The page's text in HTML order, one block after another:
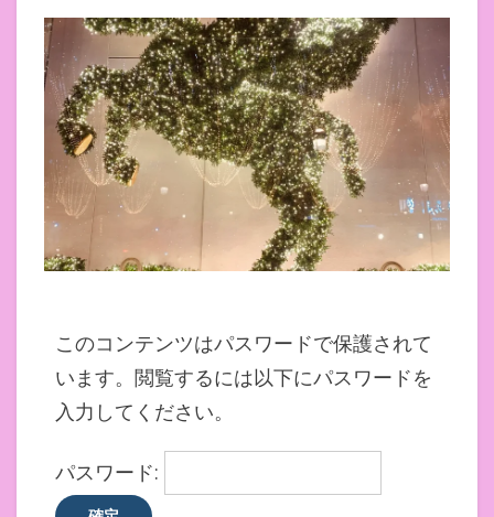
このコンテンツはパスワードで保護されて
います。閲覧するには以下にパスワードを
入力してください。
パスワード: